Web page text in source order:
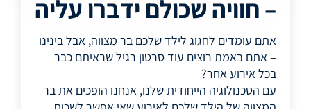
– חוויה שכולם ידברו עליה
אתם עומדים לחגוג לילד שלכם בר מצווה, אבל בינינו
– אתם באמת רוצים עוד סרטון רגיל שראיתם כבר
בכל אירוע אחר?
עם הטכנולוגיה הייחודית שלנו, אנחנו הופכים את בר